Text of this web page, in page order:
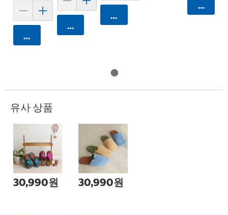
카트에 담기
카트에 담기
카트에 담기
카트에
유사 상품
30,990원 30,990원